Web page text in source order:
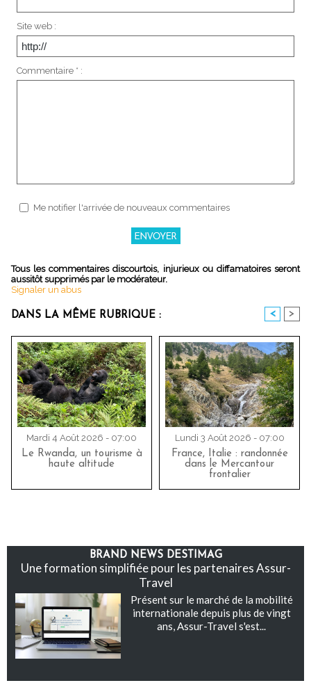
Site web :
Commentaire * :
Me notifier l'arrivée de nouveaux commentaires
Tous les commentaires discourtois, injurieux ou diffamatoires seront
aussitôt supprimés par le modérateur.
Signaler un abus
DANS LA MÊME RUBRIQUE : < >
Mardi 4 Août 2026 - 07:00
Le Rwanda, un tourisme à
haute altitude
Lundi 3 Août 2026 - 07:00
France, Italie : randonnée
dans le Mercantour
frontalier
BRAND NEWS DESTIMAG
Une formation simplifiée pour les partenaires Assur-
Travel
Présent sur le marché de la mobilité
internationale depuis plus de vingt
ans, Assur-Travel s'est...